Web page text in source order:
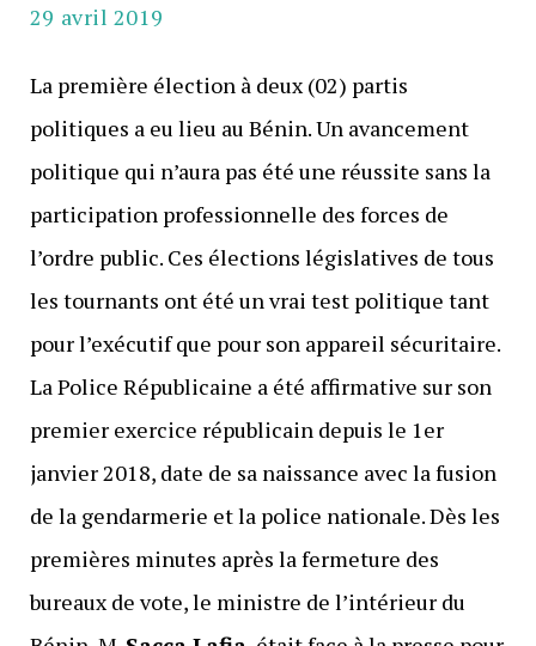
29 avril 2019
La première élection à deux (02) partis
politiques a eu lieu au Bénin. Un avancement
politique qui n’aura pas été une réussite sans la
participation professionnelle des forces de
l’ordre public. Ces élections législatives de tous
les tournants ont été un vrai test politique tant
pour l’exécutif que pour son appareil sécuritaire.
La Police Républicaine a été affirmative sur son
premier exercice républicain depuis le 1er
janvier 2018, date de sa naissance avec la fusion
de la gendarmerie et la police nationale. Dès les
premières minutes après la fermeture des
bureaux de vote, le ministre de l’intérieur du